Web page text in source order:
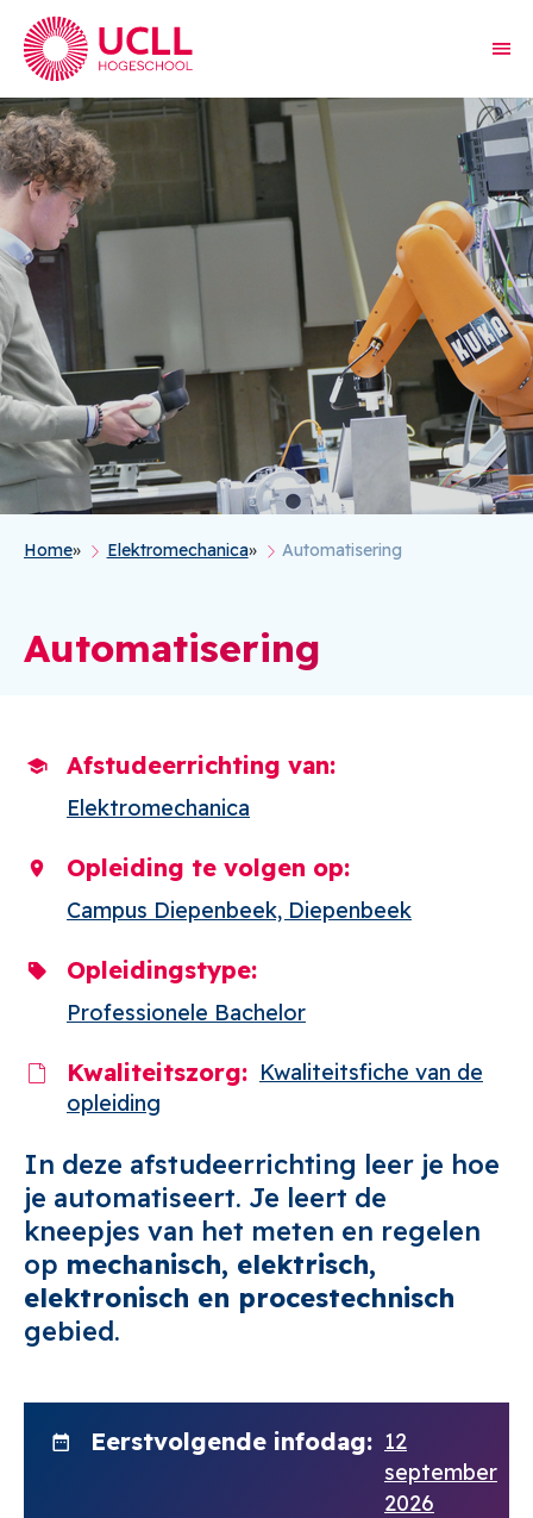
Kruimelpad
Home Elektromechanica Automatisering
Automatisering
Afstudeerrichting van
Elektromechanica
Opleiding te volgen op
Campus Diepenbeek, Diepenbeek
Opleidingstype
Professionele Bachelor
Kwaliteitszorg
Kwaliteitsfiche van de
opleiding
In deze afstudeerrichting leer je hoe
je automatiseert. Je leert de
kneepjes van het meten en regelen
op mechanisch, elektrisch,
elektronisch en procestechnisch
gebied.
Eerstvolgende infodag
12
september
2026